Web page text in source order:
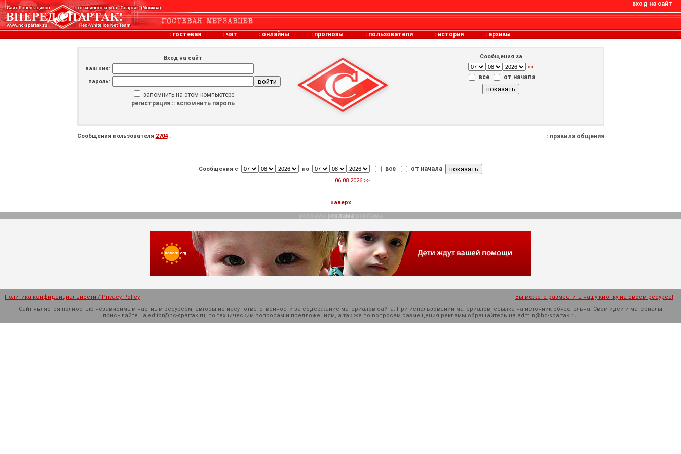
вход на сайт
: гостевая : чат : онлайны : прогнозы : пользователи : история : архивы
Вход на сайт
ваш ник:
пароль:
запомнить на этом компьютере
регистрация :: вспомнить пароль
Сообщения за
>>
все от начала
Сообщения пользователя 2704: : правила общения
Сообщения с по все от начала
06.08.2026 >>
наверх
реклама
Политика конфиденциальности / Privacy Policy
Вы можете разместить нашу кнопку на своём ресурсе!
Сайт является полностью независимым частным ресурсом, авторы не несут ответственности за содержание материалов сайта. При использовании материалов, ссылка на источник обязательна. Cвои идеи и материалы
присылайте на editor@hc-spartak.ru, по техническим вопросам и предложениям, а так же по вопросам размещения рекламы обращайтесь на admin@hc-spartak.ru.